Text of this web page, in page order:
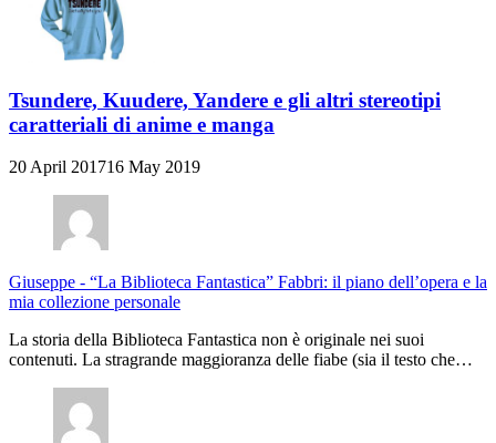
Tsundere, Kuudere, Yandere e gli altri stereotipi
caratteriali di anime e manga
20 April 201716 May 2019
Giuseppe - “La Biblioteca Fantastica” Fabbri: il piano dell’opera e la
mia collezione personale
La storia della Biblioteca Fantastica non è originale nei suoi
contenuti. La stragrande maggioranza delle fiabe (sia il testo che…